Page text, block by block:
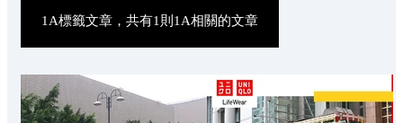
1A標籤文章，共有1則1A相關的文章